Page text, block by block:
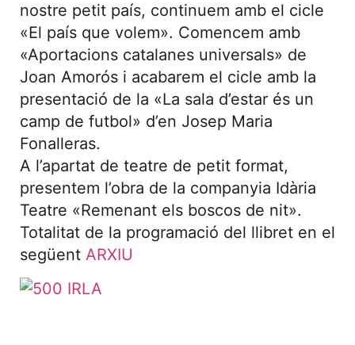
nostre petit país, continuem amb el cicle
«El país que volem». Comencem amb
«Aportacions catalanes universals» de
Joan Amorós i acabarem el cicle amb la
presentació de la «La sala d’estar és un
camp de futbol» d’en Josep Maria
Fonalleras.
A l’apartat de teatre de petit format,
presentem l’obra de la companyia Idària
Teatre «Remenant els boscos de nit».
Totalitat de la programació del llibret en el
següent ARXIU